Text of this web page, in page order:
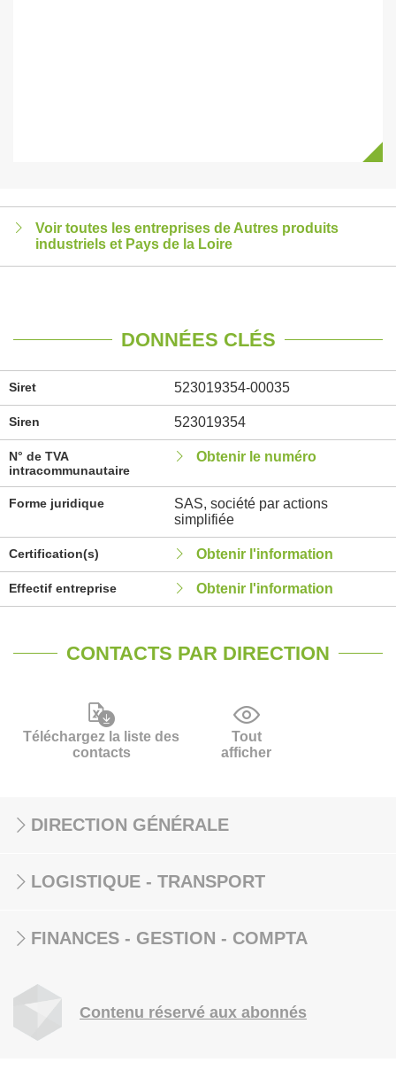
Voir toutes les entreprises de Autres produits
industriels et Pays de la Loire
DONNÉES CLÉS
Siret 523019354-00035
Siren 523019354
N° de TVA
intracommunautaire
Obtenir le numéro
Forme juridique
SAS, société par actions
simplifiée
Certification(s) Obtenir l'information
Effectif entreprise Obtenir l'information
CONTACTS PAR DIRECTION
Téléchargez la liste des
contacts
Tout
afficher
DIRECTION GÉNÉRALE
LOGISTIQUE - TRANSPORT
FINANCES - GESTION - COMPTA
Contenu réservé aux abonnés